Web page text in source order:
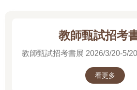
教師甄試招考
教師甄試招考書展 2026/3/20-5/
看更多